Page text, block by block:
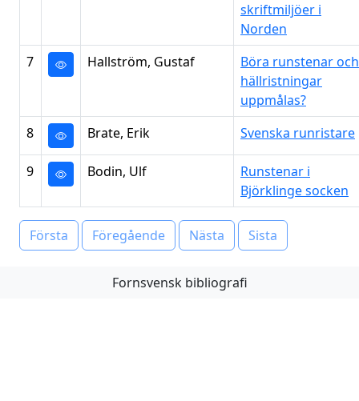
skriftmiljöer i
Norden
7
Hallström, Gustaf
Böra runstenar och
hällristningar
uppmålas?
8
Brate, Erik Svenska runristare
9 Bodin, Ulf
Runstenar i
Björklinge socken
Första Föregående Nästa Sista
Fornsvensk bibliografi